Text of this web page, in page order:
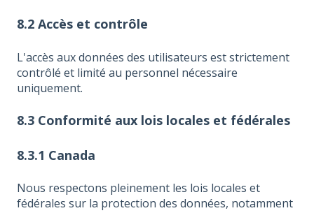
8.2 Accès et contrôle
L'accès aux données des utilisateurs est strictement
contrôlé et limité au personnel nécessaire
uniquement.
8.3 Conformité aux lois locales et fédérales
8.3.1 Canada
Nous respectons pleinement les lois locales et
fédérales sur la protection des données, notamment